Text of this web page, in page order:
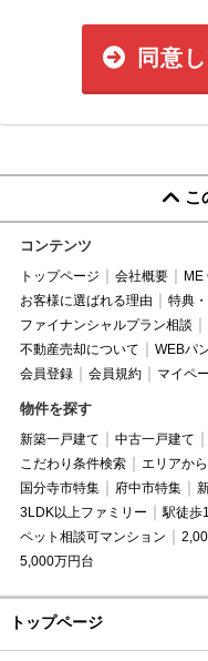
同意
こ
コンテンツ
トップページ 会社概要 ME
お客様に選ばれる理由
特典
ファイナンシャルプラン相談
不動産売却について
WEBパ
会員登録
会員規約 マイペ
物件を探す
新築一戸建て 中古一戸建て
こだわり条件検索
エリアか
国分寺市特集
府中市特集
3LDK以上ファミリー
駅徒歩
ペット相談可マンション
5,000万円台
トップページ